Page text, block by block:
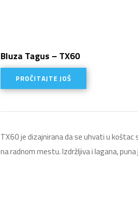
Bluza Tagus – TX60
PROČITAJTE JOŠ
TX60 je dizajnirana da se uhvati u
na radnom mestu. Izdržljiva i lagana,